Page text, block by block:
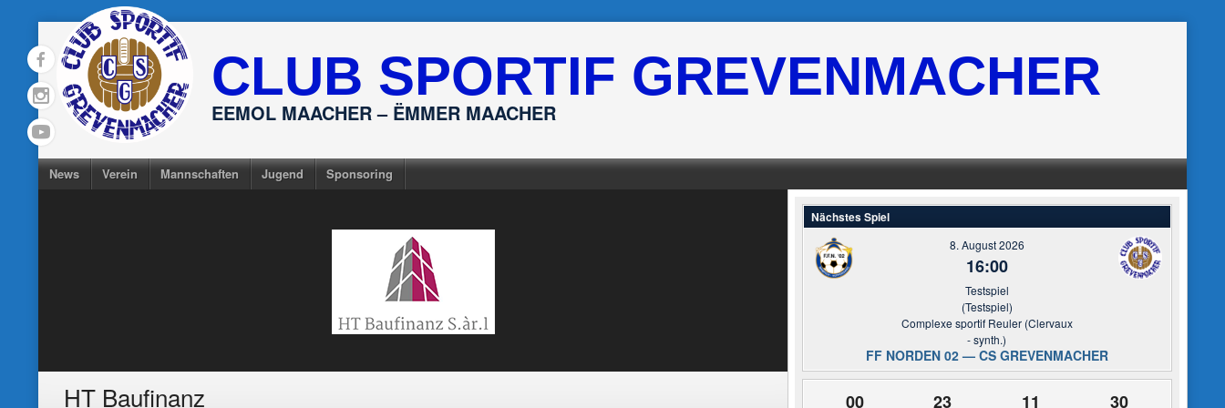
to
content
CLUB SPORTIF GREVENMACHER
EEMOL MAACHER – ËMMER MAACHER
News Verein Mannschaften Jugend Sponsoring
HT Baufinanz
Nächstes Spiel
8. August 2026
16:00
Testspiel
(Testspiel)
Complexe sportif Reuler (Clervaux
- synth.)
FF NORDEN 02 — CS GREVENMACHER
00 23 11 30